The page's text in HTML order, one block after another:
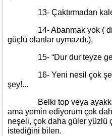
13- Çaktırmadan kale
14- Abanmak yok (
güçlü olanlar uymazdı.),
15- “Dur dur teyze
16- Yeni nesil çok şey
şey!...
Belki top veya
ama yemin ediyorum çok
neşeli, çok daha güler yüzlü
istediğini bilen.